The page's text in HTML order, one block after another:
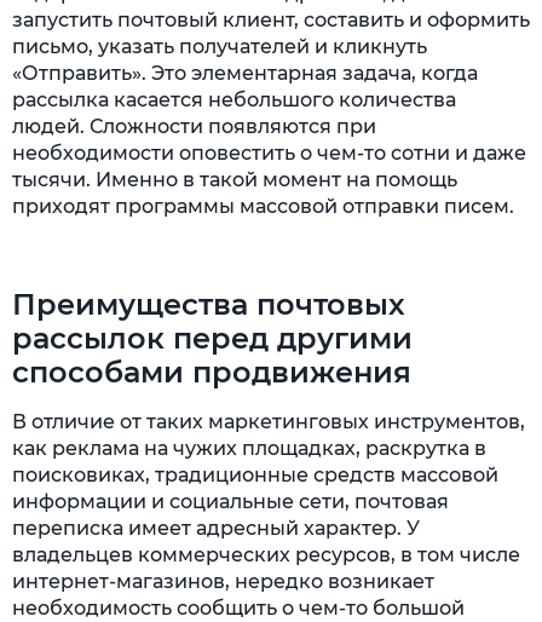
запустить почтовый клиент, составить и оформить
письмо, указать получателей и кликнуть
«Отправить». Это элементарная задача, когда
рассылка касается небольшого количества
людей. Сложности появляются при
необходимости оповестить о чем-то сотни и даже
тысячи. Именно в такой момент на помощь
приходят программы массовой отправки писем.
Преимущества почтовых
рассылок перед другими
способами продвижения
В отличие от таких маркетинговых инструментов,
как реклама на чужих площадках, раскрутка в
поисковиках, традиционные средств массовой
информации и социальные сети, почтовая
переписка имеет адресный характер. У
владельцев коммерческих ресурсов, в том числе
интернет-магазинов, нередко возникает
необходимость сообщить о чем-то большой